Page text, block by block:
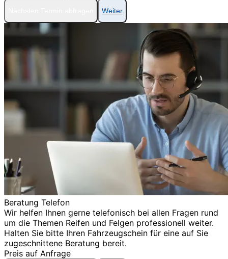
Weiter
Beratung Telefon
Wir helfen Ihnen gerne telefonisch bei allen Fragen rund
um die Themen Reifen und Felgen professionell weiter.
Halten Sie bitte Ihren Fahrzeugschein für eine auf Sie
zugeschnittene Beratung bereit.
Preis auf Anfrage